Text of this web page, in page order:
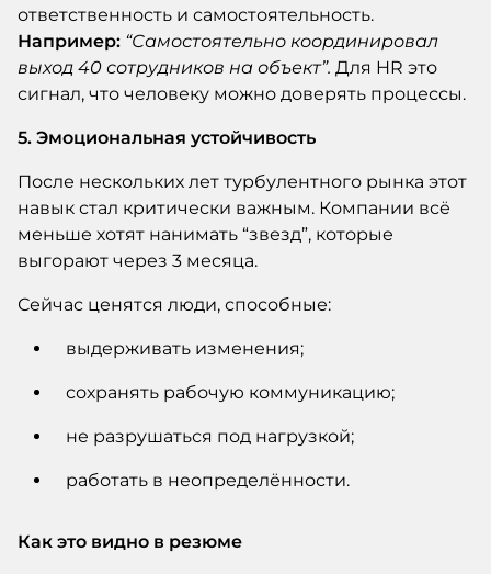
ответственность и самостоятельность.
Например: “Самостоятельно координировал
выход 40 сотрудников на объект”. Для HR это
сигнал, что человеку можно доверять процессы.
5. Эмоциональная устойчивость
После нескольких лет турбулентного рынка этот
навык стал критически важным. Компании всё
меньше хотят нанимать “звезд”, которые
выгорают через 3 месяца.
Сейчас ценятся люди, способные:
выдерживать изменения;
сохранять рабочую коммуникацию;
не разрушаться под нагрузкой;
работать в неопределённости.
Как это видно в резюме